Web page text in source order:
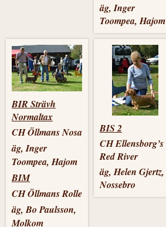
äg, Inger
Toompea, Hajom
BIR Strävh
Normaltax
CH Öllmans Nosa
äg, Inger
Toompea, Hajom
BIM
CH Öllmans Rolle
äg, Bo Paulsson,
Molkom
BIS 2
CH Ellensborg’s
Red River
äg, Helen Gjertz,
Nossebro